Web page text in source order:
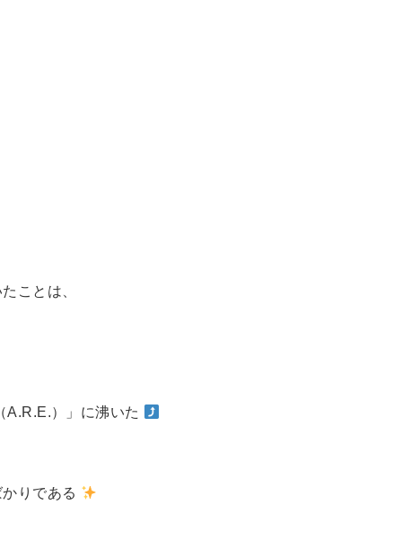
ことは、
A.R.E.）」に沸いた
りである